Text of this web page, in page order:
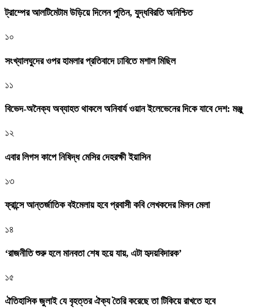
ট্রাম্পের আলটিমেটাম উড়িয়ে দিলেন পুতিন, যুদ্ধবিরতি অনিশ্চিত
১০
সংখ্যালঘুদের ওপর হামলার প্রতিবাদে ঢাবিতে মশাল মিছিল
১১
বিভেদ-অনৈক্য অব্যাহত থাকলে অনিবার্য ওয়ান ইলেভেনের দিকে যাবে দেশ: মঞ্জু
১২
এবার লিগস কাপে নিষিদ্ধ মেসির দেহরক্ষী ইয়াসিন
১৩
ফ্রান্সে আন্তর্জাতিক বইমেলায় হবে প্রবাসী কবি লেখকদের মিলন মেলা
১৪
‘রাজনীতি শুরু হলে মানবতা শেষ হয়ে যায়, এটা হৃদয়বিদারক’
১৫
ঐতিহাসিক জুলাই যে বৃহত্তর ঐক্য তৈরি করেছে তা টিকিয়ে রাখতে হবে